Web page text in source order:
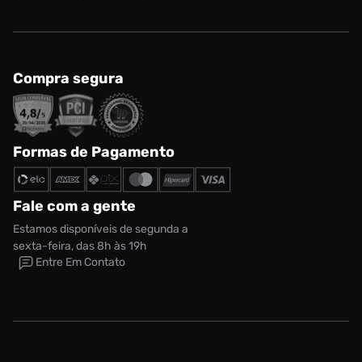
Compra segura
Formas de Pagamento
Fale com a gente
Estamos disponíveis de segunda a
sexta-feira, das 8h às 19h
Entre Em Contato